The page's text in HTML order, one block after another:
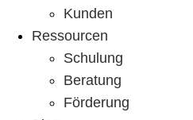
Kunden
Ressourcen
Schulung
Beratung
Förderung